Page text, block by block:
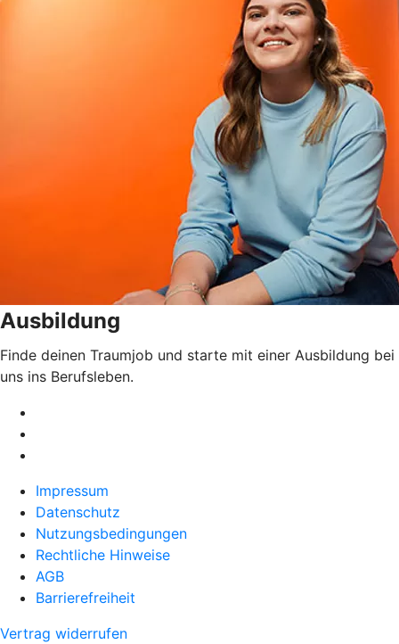
Ausbildung
Finde deinen Traumjob und starte mit einer Ausbildung bei
uns ins Berufsleben.
Impressum
Datenschutz
Nutzungsbedingungen
Rechtliche Hinweise
AGB
Barrierefreiheit
Vertrag widerrufen